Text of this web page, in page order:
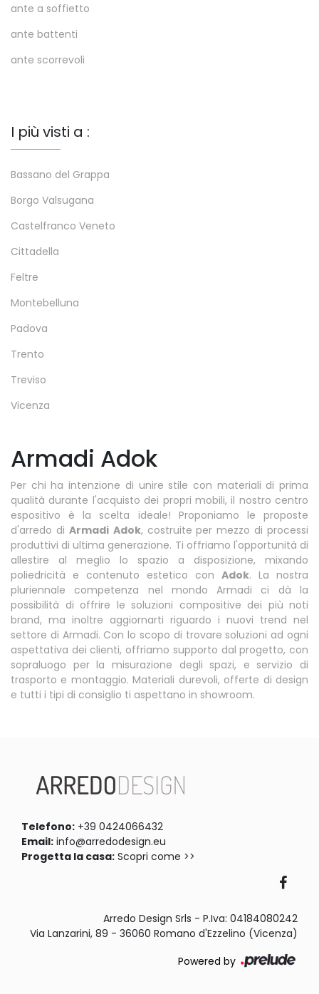
ante a soffietto
ante battenti
ante scorrevoli
I più visti a :
Bassano del Grappa
Borgo Valsugana
Castelfranco Veneto
Cittadella
Feltre
Montebelluna
Padova
Trento
Treviso
Vicenza
Armadi Adok
Per chi ha intenzione di unire stile con materiali di prima
qualità durante l'acquisto dei propri mobili, il nostro centro
espositivo è la scelta ideale! Proponiamo le proposte
d'arredo di Armadi Adok, costruite per mezzo di processi
produttivi di ultima generazione. Ti offriamo l'opportunità di
allestire al meglio lo spazio a disposizione, mixando
poliedricità e contenuto estetico con Adok. La nostra
pluriennale competenza nel mondo Armadi ci dà la
possibilità di offrire le soluzioni compositive dei più noti
brand, ma inoltre aggiornarti riguardo i nuovi trend nel
settore di Armadi. Con lo scopo di trovare soluzioni ad ogni
aspettativa dei clienti, offriamo supporto dal progetto, con
sopraluogo per la misurazione degli spazi, e servizio di
trasporto e montaggio. Materiali durevoli, offerte di design
e tutti i tipi di consiglio ti aspettano in showroom.
Telefono: +39 0424066432
Email: info@arredodesign.eu
Progetta la casa: Scopri come >>
Arredo Design Srls - P.Iva: 04184080242
Via Lanzarini, 89 - 36060 Romano d'Ezzelino (Vicenza)
Powered by